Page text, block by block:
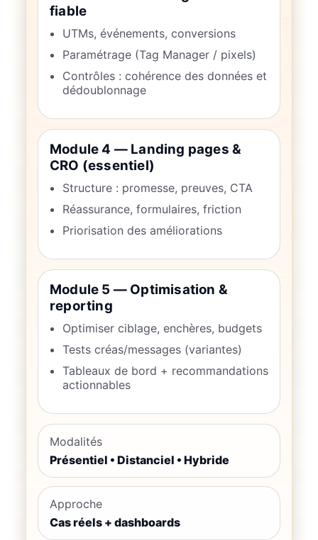
fiable
UTMs, événements, conversions
Paramétrage (Tag Manager / pixels)
Contrôles : cohérence des données et
dédoublonnage
Module 4 — Landing pages &
CRO (essentiel)
Structure : promesse, preuves, CTA
Réassurance, formulaires, friction
Priorisation des améliorations
Module 5 — Optimisation &
reporting
Optimiser ciblage, enchères, budgets
Tests créas/messages (variantes)
Tableaux de bord + recommandations
actionnables
Modalités
Présentiel • Distanciel • Hybride
Approche
Cas réels + dashboards